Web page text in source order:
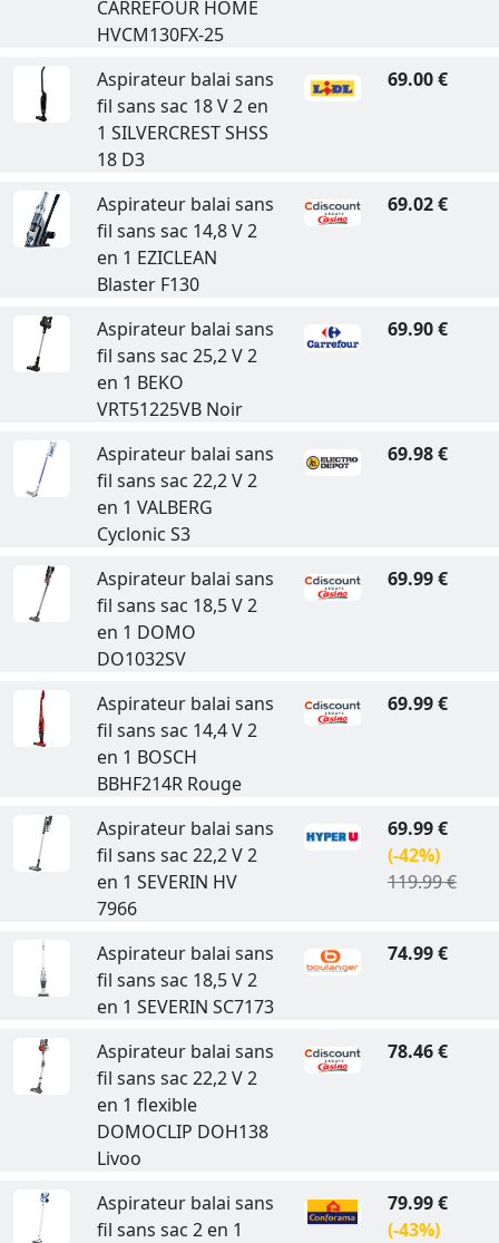
CARREFOUR HOME
HVCM130FX-25
Aspirateur balai sans
fil sans sac 18 V 2 en
1 SILVERCREST SHSS
18 D3
69.00 €
Aspirateur balai sans
fil sans sac 14,8 V 2
en 1 EZICLEAN
Blaster F130
69.02 €
Aspirateur balai sans
fil sans sac 25,2 V 2
en 1 BEKO
VRT51225VB Noir
69.90 €
Aspirateur balai sans
fil sans sac 22,2 V 2
en 1 VALBERG
Cyclonic S3
69.98 €
Aspirateur balai sans
fil sans sac 18,5 V 2
en 1 DOMO
DO1032SV
69.99 €
Aspirateur balai sans
fil sans sac 14,4 V 2
en 1 BOSCH
BBHF214R Rouge
69.99 €
Aspirateur balai sans
fil sans sac 22,2 V 2
en 1 SEVERIN HV
7966
69.99 €
(-42%)
119.99 €
Aspirateur balai sans
fil sans sac 18,5 V 2
en 1 SEVERIN SC7173
74.99 €
Aspirateur balai sans
fil sans sac 22,2 V 2
en 1 flexible
DOMOCLIP DOH138
Livoo
78.46 €
Aspirateur balai sans
fil sans sac 2 en 1
79.99 €
(-43%)